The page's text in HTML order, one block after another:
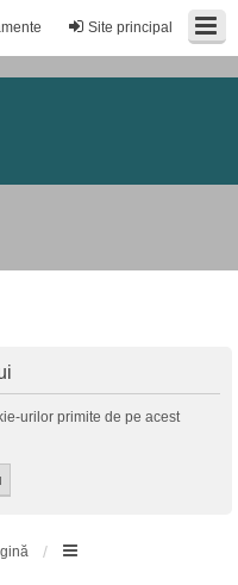
Site principal
urilor primite de pe acest